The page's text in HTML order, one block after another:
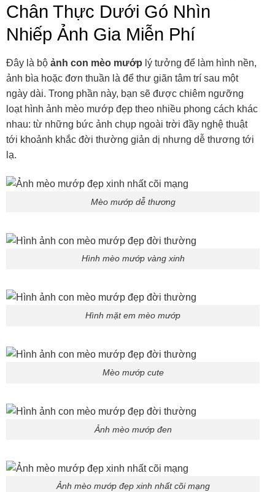
Chân Thực Dưới Gó Nhìn
Nhiếp Ảnh Gia Miễn Phí
Đây là bộ ảnh con mèo mướp lý tưởng để làm hình nền,
ảnh bìa hoặc đơn thuần là để thư giãn tâm trí sau một
ngày dài. Trong phần này, bạn sẽ được chiêm ngưỡng
loạt hình ảnh mèo mướp đẹp theo nhiều phong cách khác
nhau: từ những bức ảnh chụp ngoài trời đầy nghệ thuật
tới khoảnh khắc đời thường giản dị nhưng dễ thương tới
lạ.
Mèo mướp dễ thương
Hình mèo mướp vàng xinh
Hình mặt em mèo mướp
Mèo mướp cute
Ảnh mèo mướp đen
Ảnh mèo mướp đẹp xinh nhất cõi mạng